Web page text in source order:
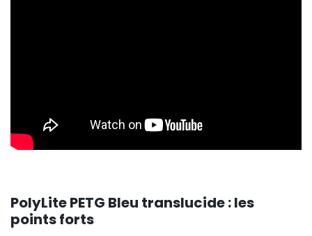
PolyLite PETG Bleu translucide : les
points forts